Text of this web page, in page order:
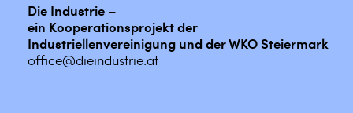
Die Industrie –
ein Kooperationsprojekt der
Industriellenvereinigung und der WKO Steiermark
office@dieindustrie.at